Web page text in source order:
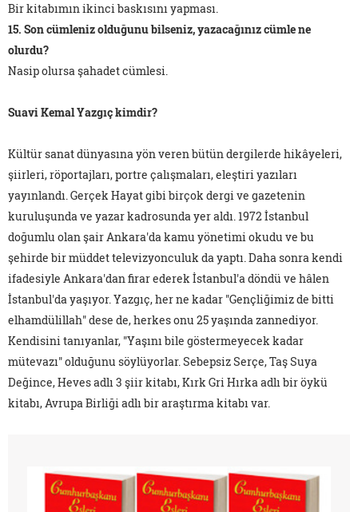
Bir kitabımın ikinci baskısını yapması.
15. Son cümleniz olduğunu bilseniz, yazacağınız cümle ne
olurdu?
Nasip olursa şahadet cümlesi.
Suavi Kemal Yazgıç kimdir?
Kültür sanat dünyasına yön veren bütün dergilerde hikâyeleri,
şiirleri, röportajları, portre çalışmaları, eleştiri yazıları
yayınlandı. Gerçek Hayat gibi birçok dergi ve gazetenin
kuruluşunda ve yazar kadrosunda yer aldı. 1972 İstanbul
doğumlu olan şair Ankara'da kamu yönetimi okudu ve bu
şehirde bir müddet televizyonculuk da yaptı. Daha sonra kendi
ifadesiyle Ankara'dan firar ederek İstanbul'a döndü ve hâlen
İstanbul'da yaşıyor. Yazgıç, her ne kadar "Gençliğimiz de bitti
elhamdülillah" dese de, herkes onu 25 yaşında zannediyor.
Kendisini tanıyanlar, "Yaşını bile göstermeyecek kadar
mütevazı" olduğunu söylüyorlar. Sebepsiz Serçe, Taş Suya
Değince, Heves adlı 3 şiir kitabı, Kırk Gri Hırka adlı bir öykü
kitabı, Avrupa Birliği adlı bir araştırma kitabı var.